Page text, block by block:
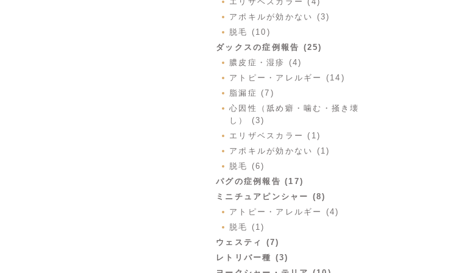
アポキルが効かない (3)
脱毛 (10)
ダックスの症例報告 (25)
膿皮症・湿疹 (4)
アトピー・アレルギー (14)
脂漏症 (7)
心因性（舐め癖・噛む・掻き壊
し） (3)
エリザベスカラー (1)
アポキルが効かない (1)
脱毛 (6)
パグの症例報告 (17)
ミニチュアピンシャー (8)
アトピー・アレルギー (4)
脱毛 (1)
ウェスティ (7)
レトリバー種 (3)